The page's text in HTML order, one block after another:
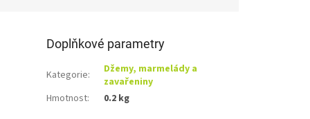
Doplňkové parametry
Kategorie:
Džemy, marmelády a
zavařeniny
Hmotnost: 0.2 kg